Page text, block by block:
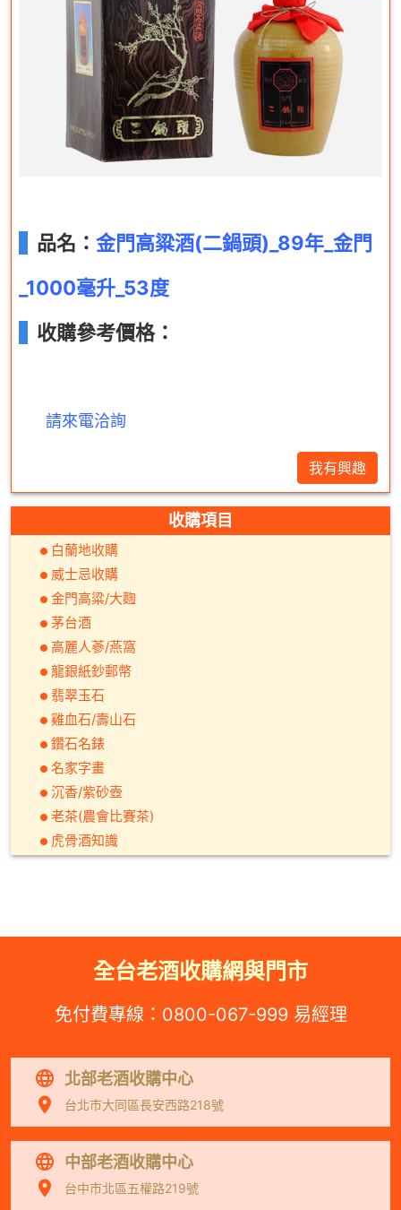
品名： 金門高粱酒(二鍋頭)_89年_金門
_1000毫升_53度
收購參考價格：
請來電洽詢
我有興趣
收購項目
白蘭地收購
威士忌收購
金門高粱/大麴
茅台酒
高麗人蔘/燕窩
龍銀紙鈔郵幣
翡翠玉石
雞血石/壽山石
鑽石名錶
名家字畫
沉香/紫砂壺
老茶(農會比賽茶)
虎骨酒知識
全台老酒收購網與門市
免付費專線： 0800-067-999易經理
北部老酒收購中心
台北市大同區長安西路218號
中部老酒收購中心
台中市北區五權路219號